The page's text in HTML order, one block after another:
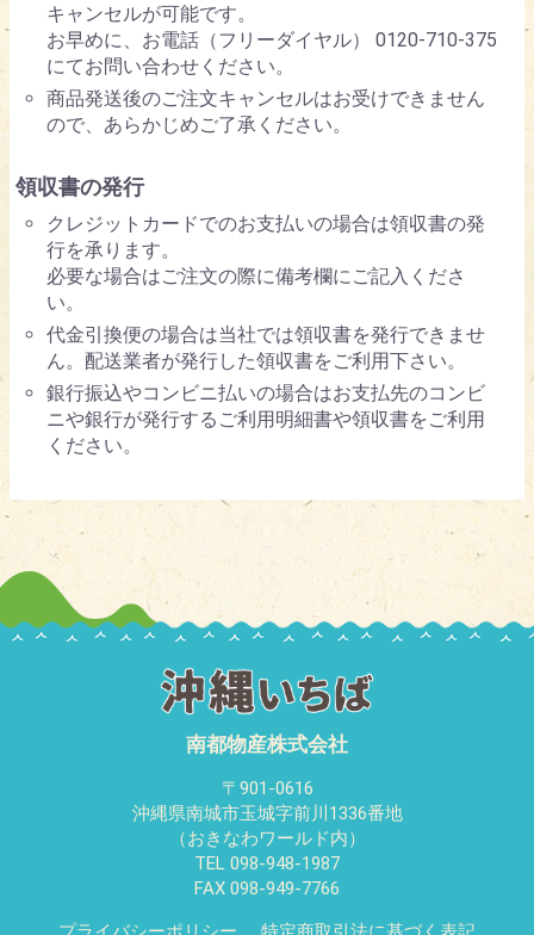
キャンセルが可能です。
お早めに、お電話（フリーダイヤル） 0120-710-375
にてお問い合わせください。
商品発送後のご注文キャンセルはお受けできません
ので、あらかじめご了承ください。
領収書の発行
クレジットカードでのお支払いの場合は領収書の発
行を承ります。
必要な場合はご注文の際に備考欄にご記入くださ
い。
代金引換便の場合は当社では領収書を発行できませ
ん。配送業者が発行した領収書をご利用下さい。
銀行振込やコンビニ払いの場合はお支払先のコンビ
ニや銀行が発行するご利用明細書や領収書をご利用
ください。
南都物産株式会社
〒901-0616
沖縄県南城市玉城字前川1336番地
（おきなわワールド内）
TEL 098-948-1987
FAX 098-949-7766